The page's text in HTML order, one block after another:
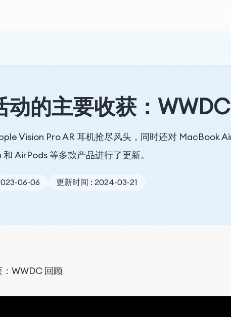
的主要收获：
Vision Pro AR 耳机抢尽风头，同时还对 MacBook
AirPods 等多款产品进行了更新。
06-06 更新时间 : 2024-03-21
WWDC 回顾